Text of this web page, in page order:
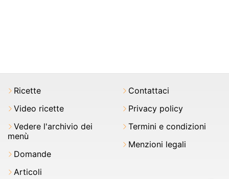
Ricette
Video ricette
Vedere l'archivio dei
menù
Domande
Articoli
Contattaci
Privacy policy
Termini e condizioni
Menzioni legali